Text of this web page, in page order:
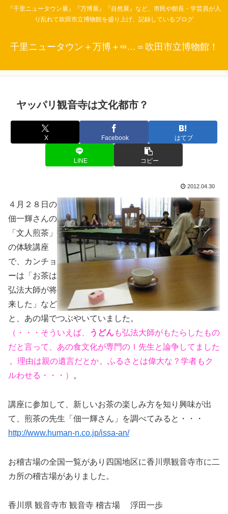
『千里ニュータウン展』『万博展』『自然展』など、市民や館長・学芸員が入
り乱れて吹田市立博物館を盛り上げ、記録しているブログ
千里ニュータウン＋万博＋∞…＝吹田市立博物館！
ヤッパリ観音寺は文化都市？
X Facebook はてブ
LINE コピー
2012.04.30
４月２８日の
佃一輝さんの
「文人煎茶」
の体験講座
で、カンチョ
ーは「お茶は
弘法大師が将
来した」など
と、あの場でつぶやいていました。
（・・・そういえば、
うどんも弘法大師がもたらしたもの
だと言って、あの食文化が専門のＩ先生と論争してました
。理由は親の遺言だとか 。ふるさとは偉大な？学者もク
ルわせる・・・）
。
講座に参加して、新しいお茶の楽しみ方を知り興味が出
て、煎茶の先生「佃一輝さん」を調べてみると・・・
http://www.human-n.co.jp/issa-an/
お稽古場の全国一覧があり四国地区に香川県観音寺市に二
カ所の稽古場がありました。
香川県 観音寺市 観音寺 稽古場 浮田一歩